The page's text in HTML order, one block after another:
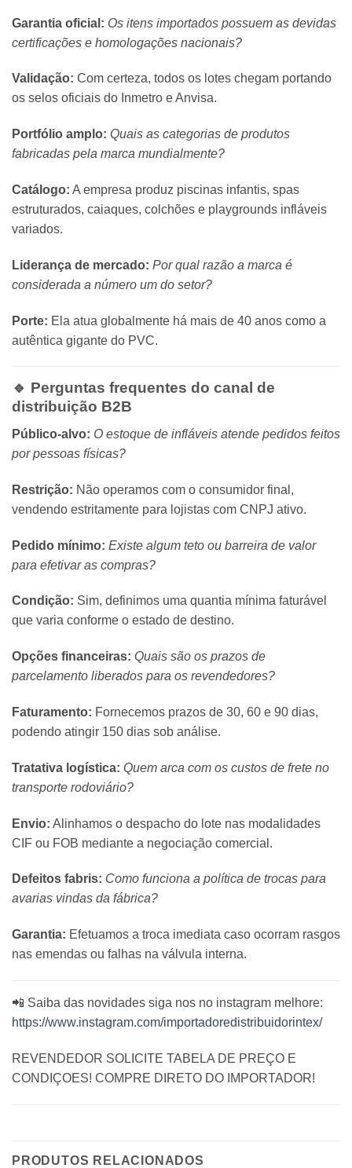
Garantia oficial: Os itens importados possuem as devidas
certificações e homologações nacionais?
Validação: Com certeza, todos os lotes chegam portando
os selos oficiais do Inmetro e Anvisa.
Portfólio amplo: Quais as categorias de produtos
fabricadas pela marca mundialmente?
Catálogo: A empresa produz piscinas infantis, spas
estruturados, caiaques, colchões e playgrounds infláveis
variados.
Liderança de mercado: Por qual razão a marca é
considerada a número um do setor?
Porte: Ela atua globalmente há mais de 40 anos como a
autêntica gigante do PVC.
🔹 Perguntas frequentes do canal de
distribuição B2B
Público-alvo: O estoque de infláveis atende pedidos feitos
por pessoas físicas?
Restrição: Não operamos com o consumidor final,
vendendo estritamente para lojistas com CNPJ ativo.
Pedido mínimo: Existe algum teto ou barreira de valor
para efetivar as compras?
Condição: Sim, definimos uma quantia mínima faturável
que varia conforme o estado de destino.
Opções financeiras: Quais são os prazos de
parcelamento liberados para os revendedores?
Faturamento: Fornecemos prazos de 30, 60 e 90 dias,
podendo atingir 150 dias sob análise.
Tratativa logística: Quem arca com os custos de frete no
transporte rodoviário?
Envio: Alinhamos o despacho do lote nas modalidades
CIF ou FOB mediante a negociação comercial.
Defeitos fabris: Como funciona a política de trocas para
avarias vindas da fábrica?
Garantia: Efetuamos a troca imediata caso ocorram rasgos
nas emendas ou falhas na válvula interna.
📲 Saiba das novidades siga nos no instagram melhore:
https://www.instagram.com/importadoredistribuidorintex/
REVENDEDOR SOLICITE TABELA DE PREÇO E
CONDIÇOES! COMPRE DIRETO DO IMPORTADOR!
PRODUTOS RELACIONADOS